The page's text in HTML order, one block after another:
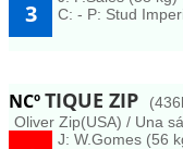
3
C: - P: Stud
NCºTIQUE ZIP
Oliver Zip(USA) / Una
J: W.Gomes (56